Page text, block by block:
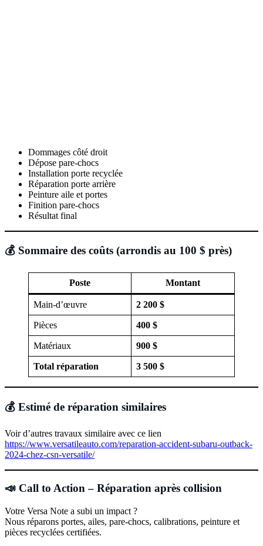
Dommages côté droit
Dépose pare-chocs
Installation porte recyclée
Réparation porte arrière
Peinture aile et portes
Finition pare-chocs
Résultat final
💰 Sommaire des coûts (arrondis au 100 $ près)
Poste Montant
Main-d’œuvre 2 200 $
Pièces 400 $
Matériaux 900 $
Total réparation 3 500 $
💰 Estimé de réparation similaires
Voir d’autres travaux similaire avec ce lien
https://www.versatileauto.com/reparation-accident-subaru-outback-
2024-chez-csn-versatile/
📣 Call to Action – Réparation après collision
Votre Versa Note a subi un impact ?
Nous réparons portes, ailes, pare-chocs, calibrations, peinture et
pièces recyclées certifiées.